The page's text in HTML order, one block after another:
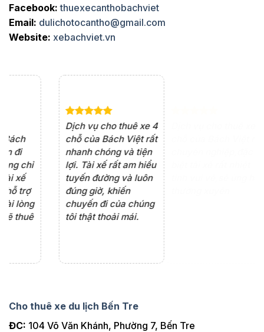
Facebook: thuexecanthobachviet
Email: dulichotocantho@gmail.com
Website: xebachviet.vn
Dịch vụ cho thuê xe 7
chỗ của Bách Việt rất
chuyên nghiệp,đặc
biệt tài xế rất nhiệt
tình vui vẻ,sẽ ủng hộ
thường xuyên
Lần đầu thuê xe 16
chỗ tại Bách Việt, tôi
rất hài lòng với chất
lượng xe và sự
chuyên nghiệp của
tài xế. Dịch vụ tận
tâm, chu đáo, sẽ tiếp
tục sử dụng trong
tương lai.
Cho thuê xe du lịch Bến Tre
ĐC: 104 Võ Văn Khánh, Phường 7, Bến Tre